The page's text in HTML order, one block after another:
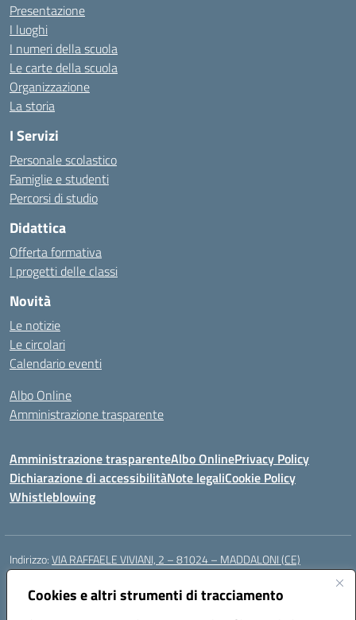
Cookies e altri strumenti di tracciamento
Presentazione
I luoghi
I numeri della scuola
Le carte della scuola
Organizzazione
La storia
I Servizi
Personale scolastico
Famiglie e studenti
Percorsi di studio
Didattica
Offerta formativa
I progetti delle classi
Novità
Le notizie
Le circolari
Calendario eventi
Albo Online
Amministrazione trasparente
Amministrazione trasparenteAlbo OnlinePrivacy Policy
Dichiarazione di accessibilitàNote legaliCookie Policy
Whistleblowing
Indirizzo:VIA RAFFAELE VIVIANI, 2 – 81024 – MADDALONI (CE)
Centralino:
Posta elettronica certificata (PEC):ceic8av00r@pec.istruzione.it